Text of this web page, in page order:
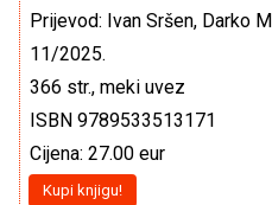
Prijevod: Ivan Sršen, Darko
11/2025.
366 str., meki uvez
ISBN 9789533513171
Cijena: 27.00 eur
Kupi knjigu!